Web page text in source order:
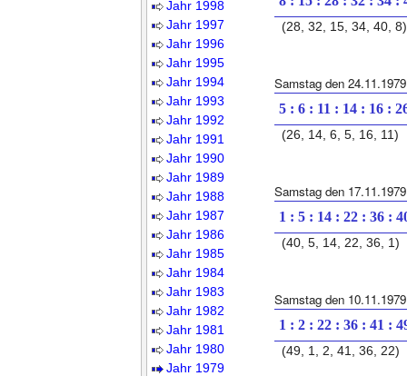
Jahr 1998
Jahr 1997
Jahr 1996
Jahr 1995
Jahr 1994
Jahr 1993
Jahr 1992
Jahr 1991
Jahr 1990
Jahr 1989
Jahr 1988
Jahr 1987
Jahr 1986
Jahr 1985
Jahr 1984
Jahr 1983
Jahr 1982
Jahr 1981
Jahr 1980
Jahr 1979
(28, 32, 15, 34, 40, 8)
Samstag den 24.11.1979
5 : 6 : 11 : 14 : 16 :
(26, 14, 6, 5, 16, 11)
Samstag den 17.11.1979
1 : 5 : 14 : 22 : 36 :
(40, 5, 14, 22, 36, 1)
Samstag den 10.11.1979
1 : 2 : 22 : 36 : 41 :
(49, 1, 2, 41, 36, 22)